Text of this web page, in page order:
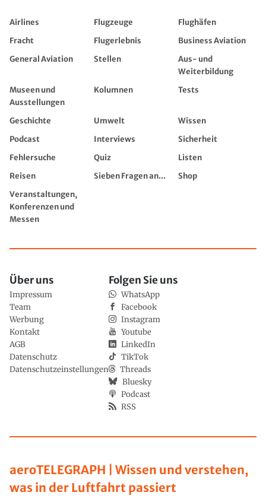
Airlines Flugzeuge
Flughäfen
Fracht
Flugerlebnis
Business Aviation
General Aviation
Stellen
Aus- und
Weiterbildung
Museen und
Ausstellungen
Kolumnen Tests
Geschichte Umwelt
Wissen
Podcast
Interviews
Sicherheit
Fehlersuche
Quiz
Listen
Reisen
Sieben Fragen an...
Shop
Veranstaltungen,
Konferenzen und
Messen
aeroTELEGRAPH | Wissen und verstehen,
was in der Luftfahrt passiert
Über uns
Impressum
Team
Werbung
Kontakt
AGB
Datenschutz
Datenschutzeinstellungen
Folgen Sie uns
WhatsApp
Facebook
Instagram
Youtube
LinkedIn
TikTok
Threads
Bluesky
Podcast
RSS